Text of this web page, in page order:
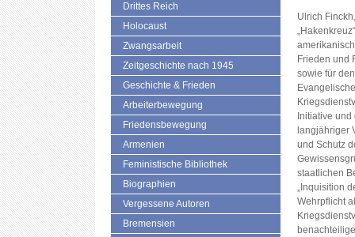
Drittes Reich
Holocaust
Zwangsarbeit
Zeitgeschichte nach 1945
Geschichte & Frieden
Arbeiterbewegung
Friedensbewegung
Armenien
Feministische Bibliothek
Biographien
Vergessene Autoren
Bremensien
Ulrich
Frieden und
sowie für
Initiative
langjähriger
und Schutz
staatlichen
„Inquisition
Wehrpflicht